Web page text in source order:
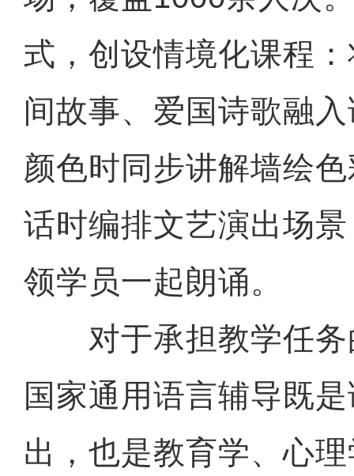
式，创设情境化课程
间故事、爱国诗歌融
颜色时同步讲解墙绘
话时编排文艺演出场
领学员一起朗诵。
对于承担教学任务
国家通用语言辅导既
出，也是教育学、心